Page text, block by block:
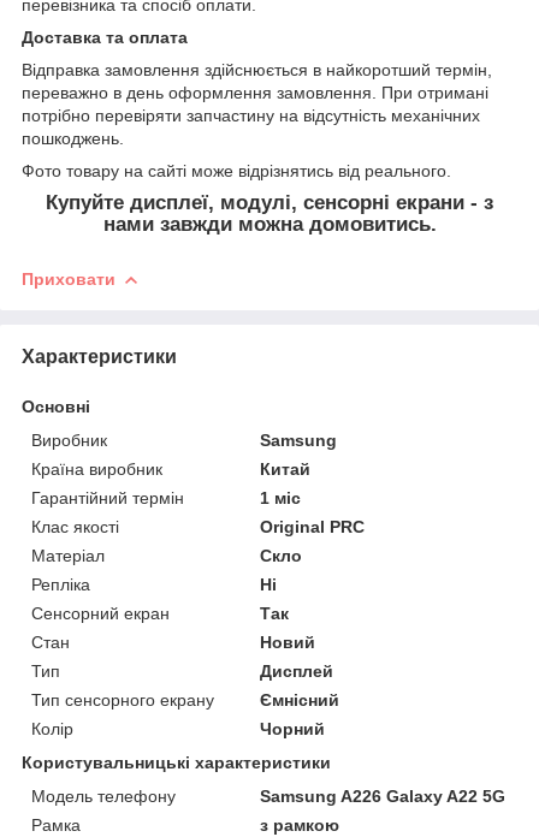
перевізника та спосіб оплати.
Доставка та оплата
Відправка замовлення здійснюється в найкоротший термін,
переважно в день оформлення замовлення. При отримані
потрібно перевіряти запчастину на відсутність механічних
пошкоджень.
Фото товару на сайті може відрізнятись від реального.
Купуйте дисплеї, модулі, сенсорні екрани - з
нами завжди можна домовитись.
Приховати
Характеристики
Основні
Виробник
Samsung
Країна виробник
Китай
Гарантійний термін
1 міс
Клас якості
Original PRC
Матеріал
Скло
Репліка
Ні
Сенсорний екран
Так
Стан
Новий
Тип
Дисплей
Тип сенсорного екрану
Ємнісний
Колір
Чорний
Користувальницькі характеристики
Модель телефону
Samsung A226 Galaxy A22 5G
Рамка
з рамкою